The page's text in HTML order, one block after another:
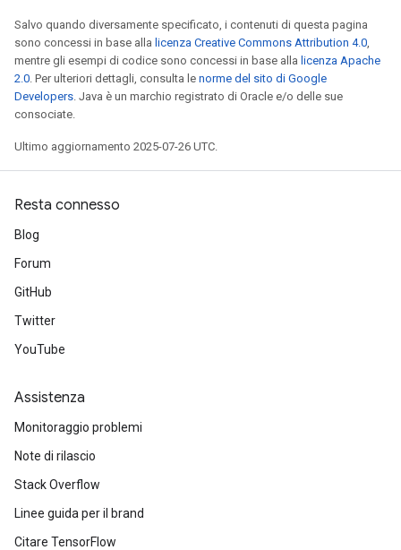
Salvo quando diversamente specificato, i contenuti di questa pagina
sono concessi in base alla licenza Creative Commons Attribution 4.0,
mentre gli esempi di codice sono concessi in base alla licenza Apache
2.0. Per ulteriori dettagli, consulta le norme del sito di Google
Developers. Java è un marchio registrato di Oracle e/o delle sue
consociate.
Ultimo aggiornamento 2025-07-26 UTC.
Resta connesso
Blog
Forum
GitHub
Twitter
YouTube
Assistenza
Monitoraggio problemi
Note di rilascio
Stack Overflow
Linee guida per il brand
Citare TensorFlow